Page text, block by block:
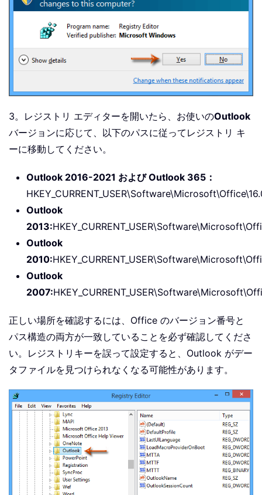
3。レジストリ エディターを開いたら、お使いのOutlook
バージョンに応じて、以下のパスに従ってレジストリ キ
ーに移動してください。
Outlook 2016-2021 および Outlook 365：
Outlook
2013:
Outlook
2010:
Outlook
2007:
正しい場所を確認するには、Office のバージョン番号と
パス構造の両方が一致していることを必ず確認してくださ
い。レジストリキーを誤って設定すると、Outlook がデー
タファイルを見つけられなくなる可能性があります。